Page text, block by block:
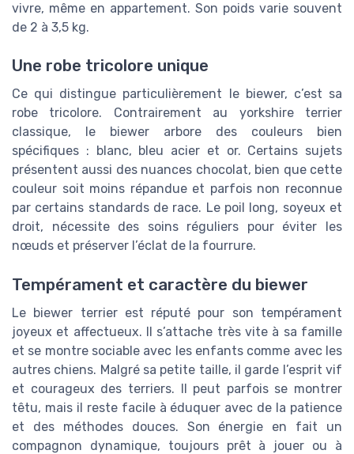
vivre, même en appartement. Son poids varie souvent
de 2 à 3,5 kg.
Une robe tricolore unique
Ce qui distingue particulièrement le biewer, c’est sa
robe tricolore. Contrairement au yorkshire terrier
classique, le biewer arbore des couleurs bien
spécifiques : blanc, bleu acier et or. Certains sujets
présentent aussi des nuances chocolat, bien que cette
couleur soit moins répandue et parfois non reconnue
par certains standards de race. Le poil long, soyeux et
droit, nécessite des soins réguliers pour éviter les
nœuds et préserver l’éclat de la fourrure.
Tempérament et caractère du biewer
Le biewer terrier est réputé pour son tempérament
joyeux et affectueux. Il s’attache très vite à sa famille
et se montre sociable avec les enfants comme avec les
autres chiens. Malgré sa petite taille, il garde l’esprit vif
et courageux des terriers. Il peut parfois se montrer
têtu, mais il reste facile à éduquer avec de la patience
et des méthodes douces. Son énergie en fait un
compagnon dynamique, toujours prêt à jouer ou à